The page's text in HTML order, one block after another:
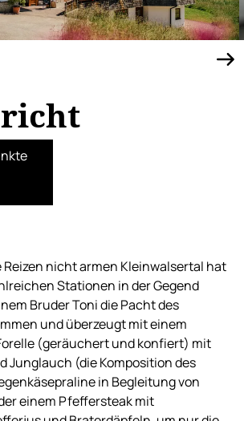
nicht armen Kleinwalsertal hat
Stationen in der Gegend
Bruder Toni die Pacht des
und überzeugt mit einem
(geräuchert und konfiert) mit
Junglauch (die Komposition des
in Begleitung von
einem Pfeffersteak mit